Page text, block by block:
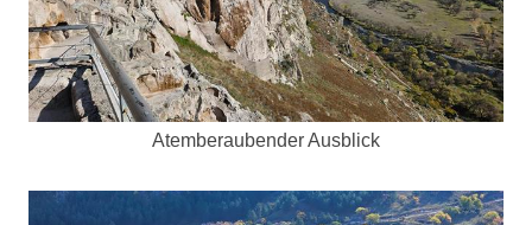
Atemberaubender Ausblick